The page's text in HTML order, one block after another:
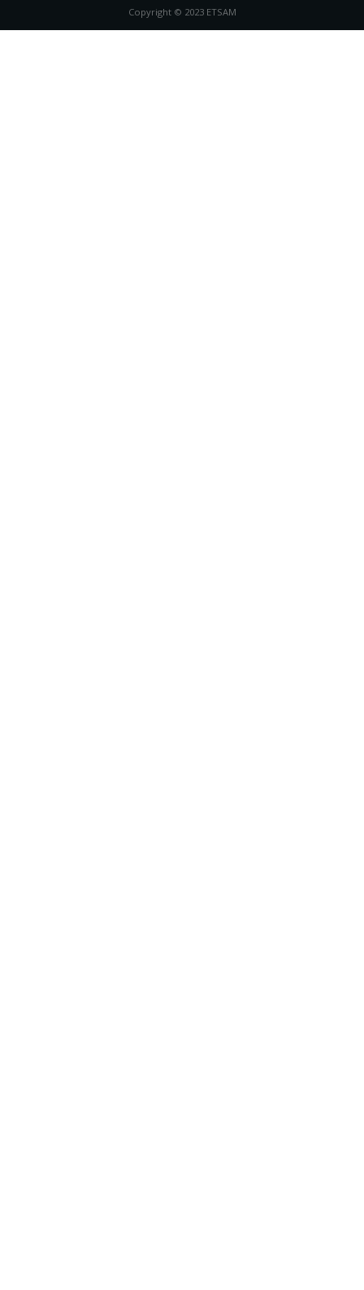
Copyright © 2023 ETSAM